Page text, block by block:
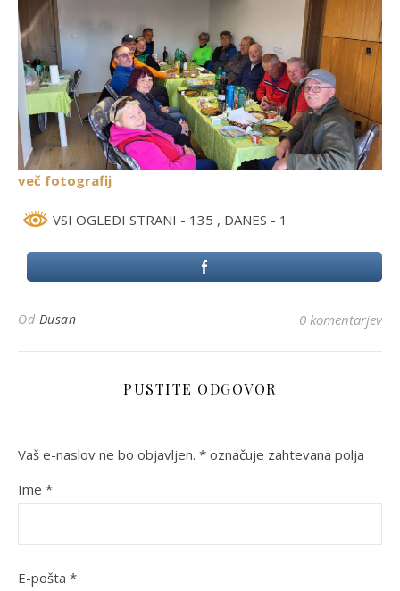
več fotografij
VSI OGLEDI STRANI - 135 , DANES - 1
Od Dusan 0 komentarjev
PUSTITE ODGOVOR
Vaš e-naslov ne bo objavljen. * označuje zahtevana polja
Ime *
E-pošta *